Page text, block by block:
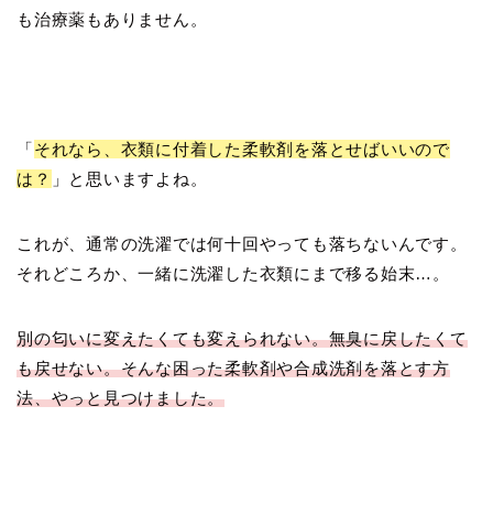
も治療薬もありません。
「それなら、衣類に付着した柔軟剤を落とせばいいので
は？ 」と思いますよね。
これが、通常の洗濯では何十回やっても落ちないんです。
それどころか、一緒に洗濯した衣類にまで移る始末…。
別の匂いに変えたくても変えられない。無臭に戻したくて
も戻せない。そんな困った柔軟剤や合成洗剤を落とす方
法、やっと見つけました。